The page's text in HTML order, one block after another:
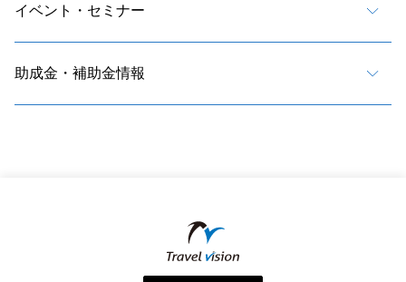
イベント・セミナー
助成金・補助金情報